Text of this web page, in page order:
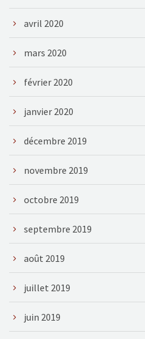
avril 2020
mars 2020
février 2020
janvier 2020
décembre 2019
novembre 2019
octobre 2019
septembre 2019
août 2019
juillet 2019
juin 2019